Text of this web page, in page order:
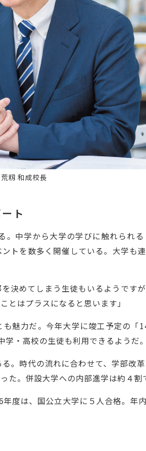
荒籾 和成校長
ト
中学から大学の学びに触れられ
トを数多く開催している。大学も
決めてしまう生徒もいるようです
とはプラスになると思います」
魅力だ。今年大学に竣工予定の「
・高校の生徒も利用できるようだ。
。時代の流れに合わせて、学部改
。併設大学への内部進学は約４割
度は、国公立大学に５人合格。年